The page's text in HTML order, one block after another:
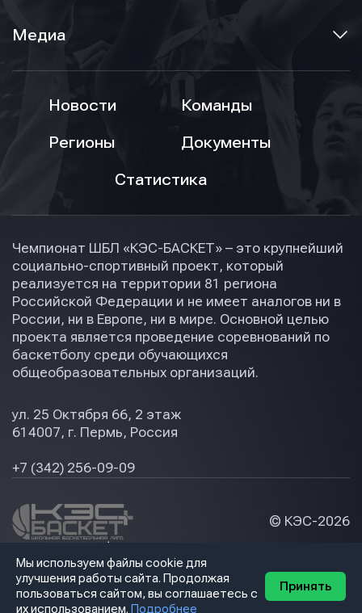
Медиа
Новости
Команды
Регионы
Документы
Статистика
Чемпионат ШБЛ «КЭС-БАСКЕТ» – это крупнейший
социально-спортивный проект, который
реализуется на территории 81 региона
Российской Федерации и не имеет аналогов ни в
России, ни в Европе, ни в мире. Основной целью
проекта является проведение соревнований по
баскетболу среди обучающихся
общеобразовательных организаций.
ул. 25 Октября 66, 2 этаж
614007, г. Пермь, Россия
+7 (342) 256-09-09
© КЭС-2026
Политика конфидециальности
Мы используем файлы cookie для
улучшения работы сайта. Продолжая
пользоваться сайтом, вы соглашаетесь с
их использованием. Подробнее
Принять